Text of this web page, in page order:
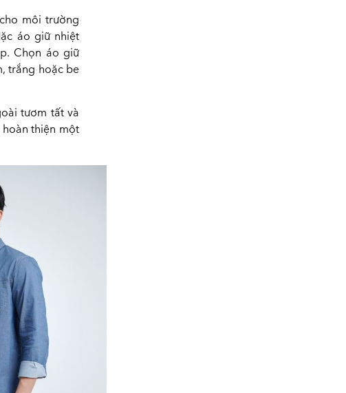
môi trường
áo giữ nhiệt
Chọn áo giữ
trắng hoặc be
tươm tất và
thiện một